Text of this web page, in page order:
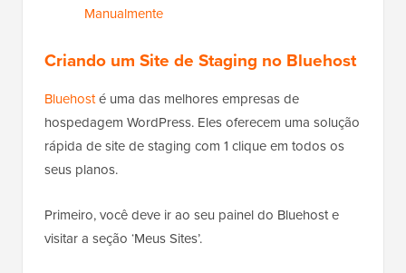
Manualmente
Criando um Site de Staging no Bluehost
Bluehosté uma das melhores empresas de
hospedagem WordPress. Eles oferecem uma solução
rápida de site de staging com 1 clique em todos os
seus planos.
Primeiro, você deve ir ao seu painel do Bluehost e
visitar a seção ‘Meus Sites’.